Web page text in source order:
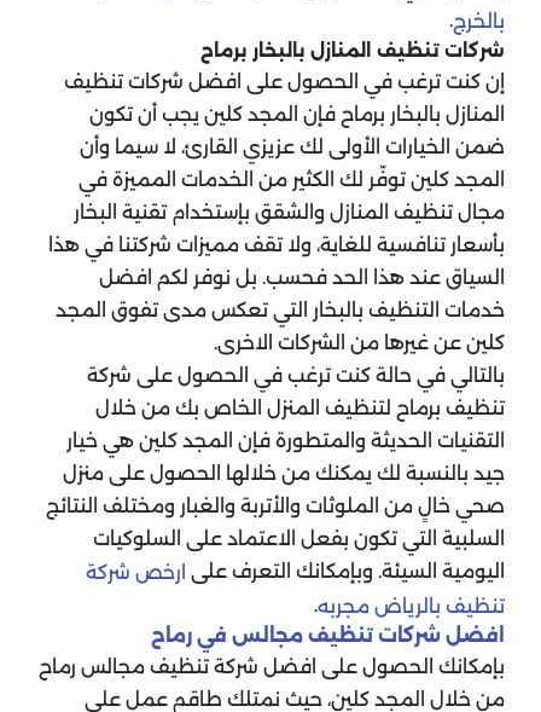
بالخرج.
شركات تنظيف المنازل بالبخار برماح
إن كنت ترغب في الحصول على افضل شركات تنظيف
المنازل بالبخار برماح فإن المجد كلين يجب أن تكون
ضمن الخيارات الأولى لك عزيزي القارئ، لا سيما وأن
المجد كلين توفّر لك الكثير من الخدمات المميزة في
مجال تنظيف المنازل والشقق بإستخدام تقنية البخار
بأسعار تنافسية للغاية، ولا تقف مميزات شركتنا في هذا
السياق عند هذا الحد فحسب. بل نوفر لكم افضل
خدمات التنظيف بالبخار التي تعكس مدى تفوق المجد
كلين عن غيرها من الشركات الاخرى.
بالتالي في حالة كنت ترغب في الحصول على شركة
تنظيف برماح لتنظيف المنزل الخاص بك من خلال
التقنيات الحديثة والمتطورة فإن المجد كلين هي خيار
جيد بالنسبة لك يمكنك من خلالها الحصول على منزل
صحي خالٍ من الملوثات والأتربة والغبار ومختلف النتائج
السلبية التي تكون بفعل الاعتماد على السلوكيات
اليومية السيئة. وبإمكانك التعرف على ارخص شركة
تنظيف بالرياض مجربه.
افضل شركات تنظيف مجالس في رماح
بإمكانك الحصول على افضل شركة تنظيف مجالس رماح
من خلال المجد كلين، حيث نمتلك طاقم عمل على